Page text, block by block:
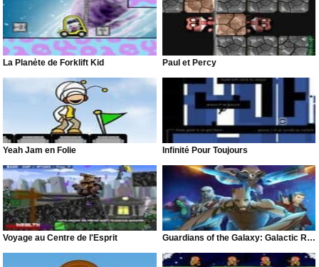
La Planète de Forklift Kid Paul et Percy
Yeah Jam en Folie Infinité Pour Toujours
Voyage au Centre de l'Esprit Guardians of the Galaxy: Galactic Run